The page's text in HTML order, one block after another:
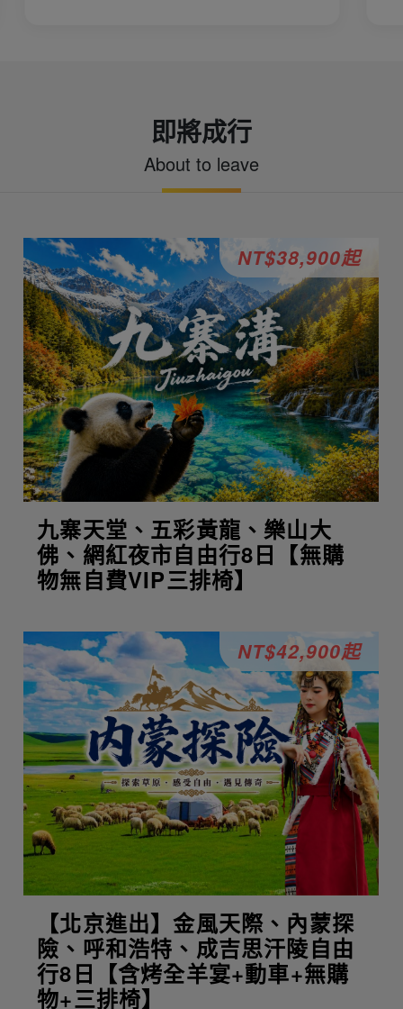
即將成行
About to leave
九寨天堂、五彩黃龍、樂山大
佛、網紅夜市自由行8日【無購
物無自費VIP三排椅】
NT$38,900起
【北京進出】金風天際、內蒙探
險、呼和浩特、成吉思汗陵自由
行8日【含烤全羊宴+動車+無購
物+三排椅】
NT$42,900起